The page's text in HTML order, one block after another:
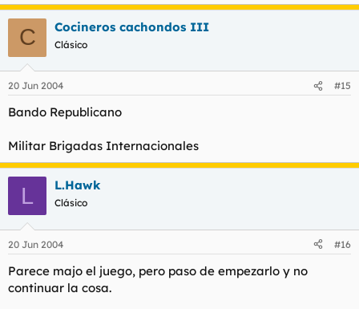
C Cocineros cachondos III
Clásico
20 Jun 2004 #15
Bando Republicano
Militar Brigadas Internacionales
L L.Hawk
Clásico
20 Jun 2004 #16
Parece majo el juego, pero paso de empezarlo y no
continuar la cosa.